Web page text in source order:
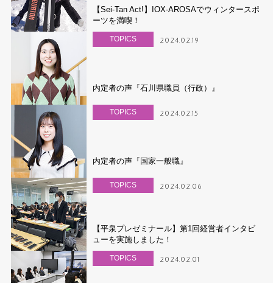
【Sei-Tan Act!】IOX-AROSAでウィンタースポ
ーツを満喫！
TOPICS 2024.02.19
内定者の声『石川県職員（行政）』
TOPICS 2024.02.15
内定者の声『国家一般職』
TOPICS 2024.02.06
【平泉プレゼミナール】第1回経営者インタビ
ューを実施しました！
TOPICS 2024.02.01